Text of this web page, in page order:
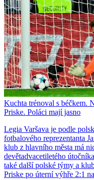
Kuchta trénoval s béčkem.
Priske. Poláci mají jasno
Legia Varšava je podle
fotbalového reprezentanta
klub z hlavního města má
devětadvacetiletého
také další polské týmy a
Priske po úterní výhře 2:1